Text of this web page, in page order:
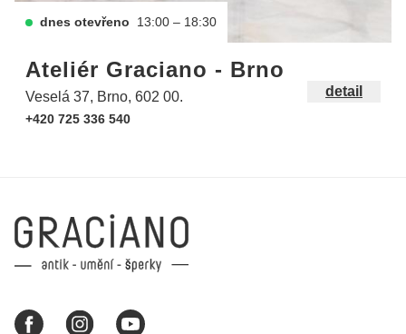
dnes otevřeno 13:00 – 18:30
Ateliér Graciano - Brno
Veselá 37, Brno, 602 00.
+420 725 336 540
detail